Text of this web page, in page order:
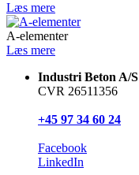
Læs mere
A-elementer
Læs mere
Industri Beton A/S
CVR 26511356
+45 97 34 60 24
Facebook
LinkedIn